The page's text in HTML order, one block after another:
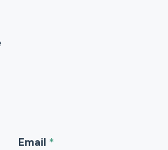
Email *